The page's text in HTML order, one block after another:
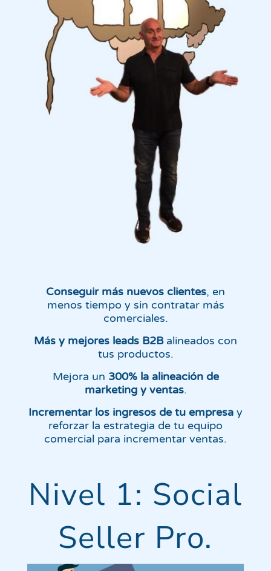
Conseguir más nuevos clientes, en
menos tiempo y sin contratar más
comerciales.
Más y mejores leads B2Balineados con
tus productos.
Mejora un 300% la alineación de
marketing y ventas.
Incrementar los ingresos de tu empresa y
reforzar la estrategia de tu equipo
comercial para incrementar ventas.
Nivel 1: Social
Seller Pro.